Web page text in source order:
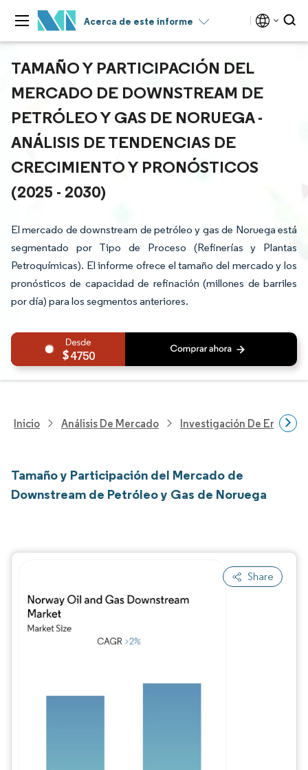
Acerca de este informe
TAMAÑO Y PARTICIPACIÓN DEL
MERCADO DE DOWNSTREAM DE
PETRÓLEO Y GAS DE NORUEGA -
ANÁLISIS DE TENDENCIAS DE
CRECIMIENTO Y PRONÓSTICOS
(2025 - 2030)
El mercado de downstream de petróleo y gas de Noruega está
segmentado por Tipo de Proceso (Refinerías y Plantas
Petroquímicas). El informe ofrece el tamaño del mercado y los
pronósticos de capacidad de refinación (millones de barriles
por día) para los segmentos anteriores.
4750
Inicio Análisis De Mercado Investigación De Energía
Tamaño y Participación del Mercado de
Downstream de Petróleo y Gas de Noruega
Share